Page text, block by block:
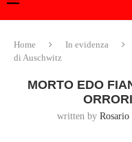
Home In evidenza
di Auschwitz
MORTO EDO
written by Rosario